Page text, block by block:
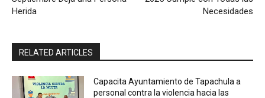
Herida
Necesidades
RELATED ARTICLES
Capacita Ayuntamiento de Tapachula a
personal contra la violencia hacia las